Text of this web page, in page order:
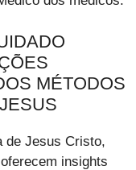
MÉTODOS
de Jesus Cristo,
insights